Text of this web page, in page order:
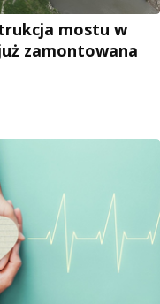
mostu w
zamontowana